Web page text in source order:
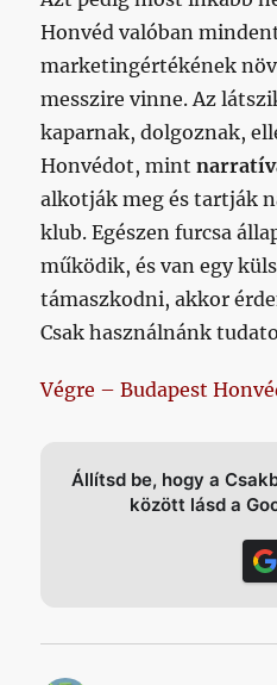
Honvéd valóban
marketingértékének
messzire vinne. Az
kaparnak, dolgoznak,
Honvédot, mint
alkotják meg és tartják
klub. Egészen furcsa
működik, és van egy
támaszkodni, akkor
Csak használnánk
Végre – Budapest
Állítsd be, hogy a
között lásd a